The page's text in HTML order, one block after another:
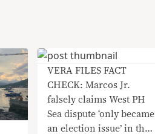
VERA FILES FACT
CHECK: Marcos Jr.
falsely claims West PH
Sea dispute ‘only became
an election issue’ in the